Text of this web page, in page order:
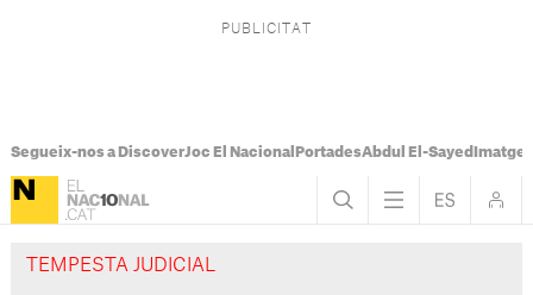
Segueix-nos a DiscoverJoc El Nacional PortadesAbdul El-Sayed
TEMPESTA JUDICIAL